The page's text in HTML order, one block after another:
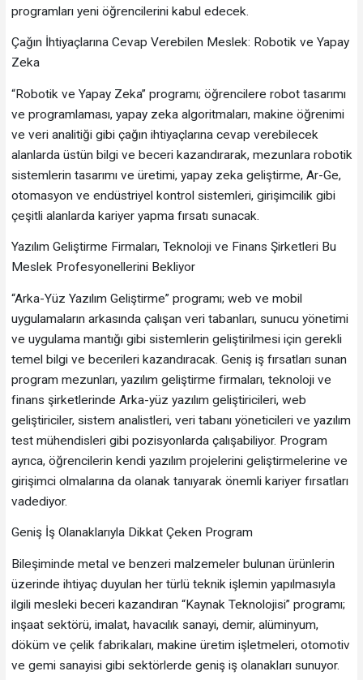
programları yeni öğrencilerini kabul edecek.
Çağın İhtiyaçlarına Cevap Verebilen Meslek: Robotik ve Yapay
Zeka
“Robotik ve Yapay Zeka” programı; öğrencilere robot tasarımı
ve programlaması, yapay zeka algoritmaları, makine öğrenimi
ve veri analitiği gibi çağın ihtiyaçlarına cevap verebilecek
alanlarda üstün bilgi ve beceri kazandırarak, mezunlara robotik
sistemlerin tasarımı ve üretimi, yapay zeka geliştirme, Ar-Ge,
otomasyon ve endüstriyel kontrol sistemleri, girişimcilik gibi
çeşitli alanlarda kariyer yapma fırsatı sunacak.
Yazılım Geliştirme Firmaları, Teknoloji ve Finans Şirketleri Bu
Meslek Profesyonellerini Bekliyor
“Arka-Yüz Yazılım Geliştirme” programı; web ve mobil
uygulamaların arkasında çalışan veri tabanları, sunucu yönetimi
ve uygulama mantığı gibi sistemlerin geliştirilmesi için gerekli
temel bilgi ve becerileri kazandıracak. Geniş iş fırsatları sunan
program mezunları, yazılım geliştirme firmaları, teknoloji ve
finans şirketlerinde Arka-yüz yazılım geliştiricileri, web
geliştiriciler, sistem analistleri, veri tabanı yöneticileri ve yazılım
test mühendisleri gibi pozisyonlarda çalışabiliyor. Program
ayrıca, öğrencilerin kendi yazılım projelerini geliştirmelerine ve
girişimci olmalarına da olanak tanıyarak önemli kariyer fırsatları
vadediyor.
Geniş İş Olanaklarıyla Dikkat Çeken Program
Bileşiminde metal ve benzeri malzemeler bulunan ürünlerin
üzerinde ihtiyaç duyulan her türlü teknik işlemin yapılmasıyla
ilgili mesleki beceri kazandıran “Kaynak Teknolojisi” programı;
inşaat sektörü, imalat, havacılık sanayi, demir, alüminyum,
döküm ve çelik fabrikaları, makine üretim işletmeleri, otomotiv
ve gemi sanayisi gibi sektörlerde geniş iş olanakları sunuyor.